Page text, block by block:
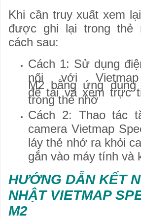
Khi cần truy xuất xem
được ghi lại trong thẻ
cách sau:
Cách 1: Sử dụng
nối với Vietmap
M2 bằng ứng dụng
để tải và xem trực
trong thẻ nhớ
Cách 2: Thao tác
camera Vietmap
láy thẻ nhớ ra khỏi
gắn vào máy tính và
​HƯỚNG DẪN KẾT
NHẬT VIETMAP
M2